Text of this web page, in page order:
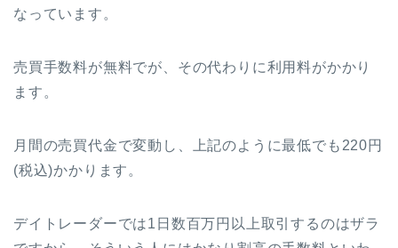
なっています。
売買手数料が無料でが、その代わりに利用料がかかり
ます。
月間の売買代金で変動し、上記のように最低でも220円
(税込)かかります。
デイトレーダーでは1日数百万円以上取引するのはザラ